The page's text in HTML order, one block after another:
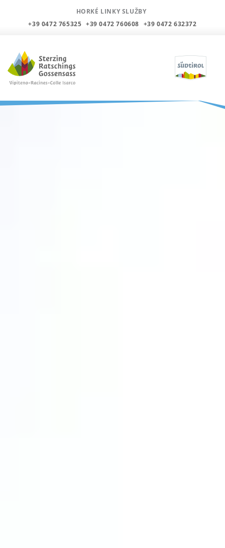
HORKÉ LINKY SLUŽBY
+39 0472 765325 +39 0472 760608 +39 0472 632372